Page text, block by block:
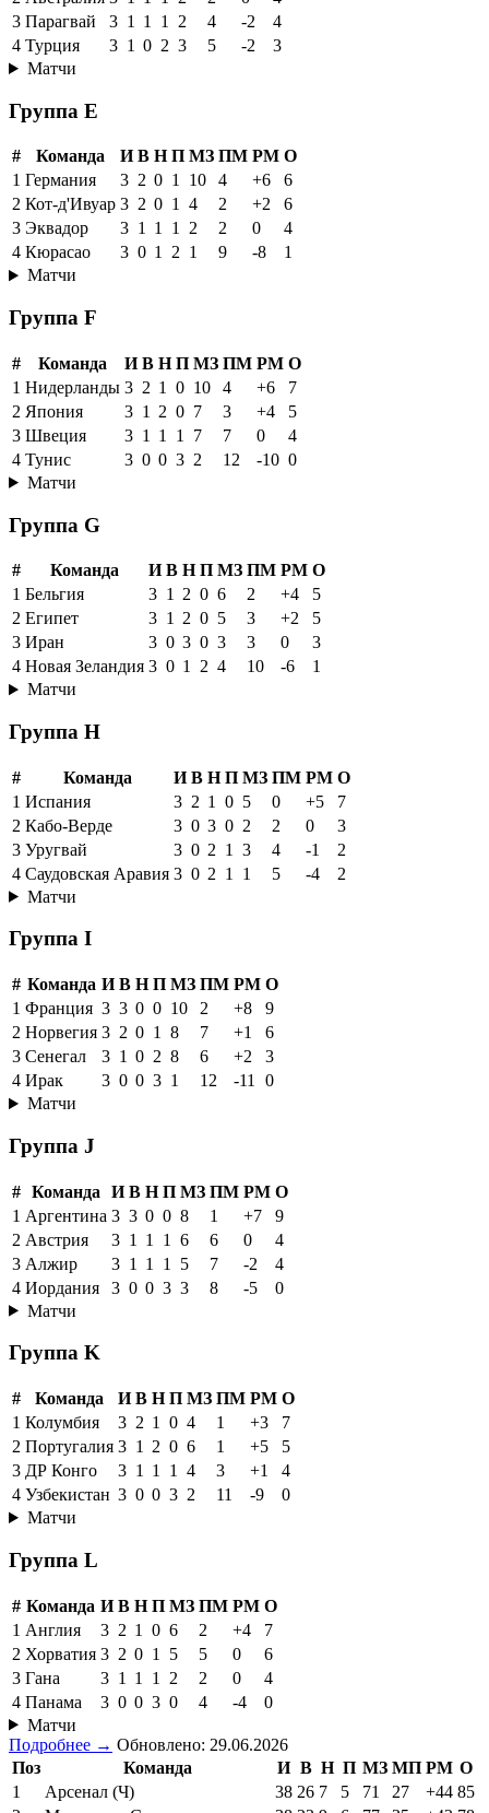
3 Парагвай 3 1 1 1 2 4 -2
4
4 Турция 3 1 0 2 3 5 -2
3
Матчи
Группа E
# Команда И В Н П МЗ ПМ РМ О
1 Германия 3 2 0 1 10 4 +6
6
2 Кот-д'Ивуар 3 2 0 1 4 2 +2
6
3 Эквадор 3 1 1 1 2 2 0
4
4 Кюрасао 3 0 1 2 1 9 -8
1
Матчи
Группа F
# Команда И В Н П МЗ ПМ РМ О
1 Нидерланды 3 2 1 0 10 4 +6
7
2 Япония 3 1 2 0 7 3 +4
5
3 Швеция 3 1 1 1 7 7 0
4
4 Тунис 3 0 0 3 2 12 -10 0
Матчи
Группа G
# Команда И В Н П МЗ ПМ РМ О
1 Бельгия 3 1 2 0 6 2 +4
5
2 Египет 3 1 2 0 5 3 +2
5
3 Иран 3 0 3 0 3 3 0
3
4 Новая Зеландия 3 0 1 2 4 10 -6
1
Матчи
Группа H
# Команда И В Н П МЗ ПМ РМ О
1 Испания 3 2 1 0 5 0 +5
7
2 Кабо-Верде 3 0 3 0 2 2 0
3
3 Уругвай 3 0 2 1 3 4 -1
2
4 Саудовская Аравия 3 0 2 1 1 5 -4
2
Матчи
Группа I
# Команда И В Н П МЗ ПМ РМ О
1 Франция 3 3 0 0 10 2 +8
9
2 Норвегия 3 2 0 1 8 7 +1
6
3 Сенегал 3 1 0 2 8 6 +2
3
4 Ирак 3 0 0 3 1 12 -11
0
Матчи
Группа J
# Команда И В Н П МЗ ПМ РМ О
1 Аргентина 3 3 0 0 8 1 +7
9
2 Австрия 3 1 1 1 6 6 0
4
3 Алжир 3 1 1 1 5 7 -2
4
4 Иордания 3 0 0 3 3 8 -5
0
Матчи
Группа K
# Команда И В Н П МЗ ПМ РМ О
1 Колумбия 3 2 1 0 4 1 +3
7
2 Португалия 3 1 2 0 6 1 +5
5
3 ДР Конго 3 1 1 1 4 3 +1
4
4 Узбекистан 3 0 0 3 2 11 -9
0
Матчи
Группа L
# Команда И В Н П МЗ ПМ РМ О
1 Англия 3 2 1 0 6 2 +4
7
2 Хорватия 3 2 0 1 5 5 0
6
3 Гана 3 1 1 1 2 2 0
4
4 Панама 3 0 0 3 0 4 -4
0
Матчи
Подробнее → Обновлено: 29.06.2026
Поз
Команда И В Н П МЗ МП РМ О
1
Арсенал (Ч) 38 26 7 5 71 27 +44 85